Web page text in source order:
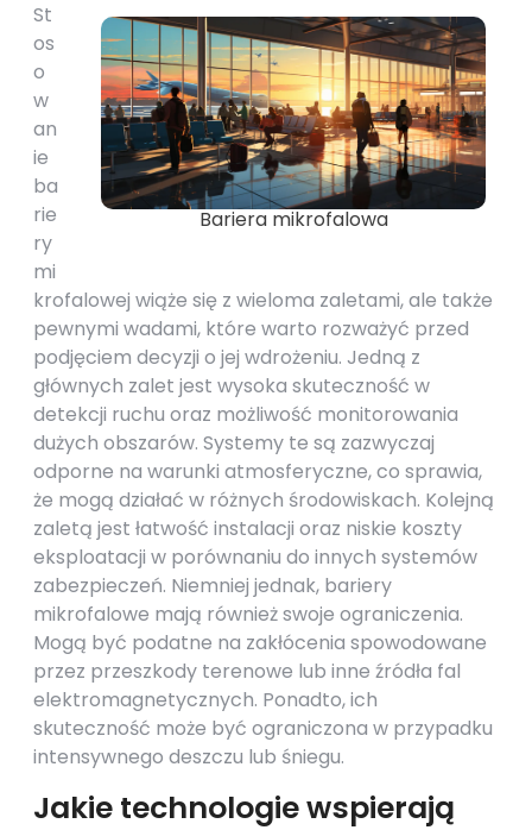
Bariera mikrofalowa
St
os
o
w
an
ie
ba
rie
ry
mi
krofalowej wiąże się z wieloma zaletami, ale także
pewnymi wadami, które warto rozważyć przed
podjęciem decyzji o jej wdrożeniu. Jedną z
głównych zalet jest wysoka skuteczność w
detekcji ruchu oraz możliwość monitorowania
dużych obszarów. Systemy te są zazwyczaj
odporne na warunki atmosferyczne, co sprawia,
że mogą działać w różnych środowiskach. Kolejną
zaletą jest łatwość instalacji oraz niskie koszty
eksploatacji w porównaniu do innych systemów
zabezpieczeń. Niemniej jednak, bariery
mikrofalowe mają również swoje ograniczenia.
Mogą być podatne na zakłócenia spowodowane
przez przeszkody terenowe lub inne źródła fal
elektromagnetycznych. Ponadto, ich
skuteczność może być ograniczona w przypadku
intensywnego deszczu lub śniegu.
Jakie technologie wspierają